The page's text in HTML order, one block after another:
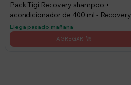
Pack Tigi Recovery shampoo +
acondicionador de 400 ml - Recovery
Llega pasado mañana